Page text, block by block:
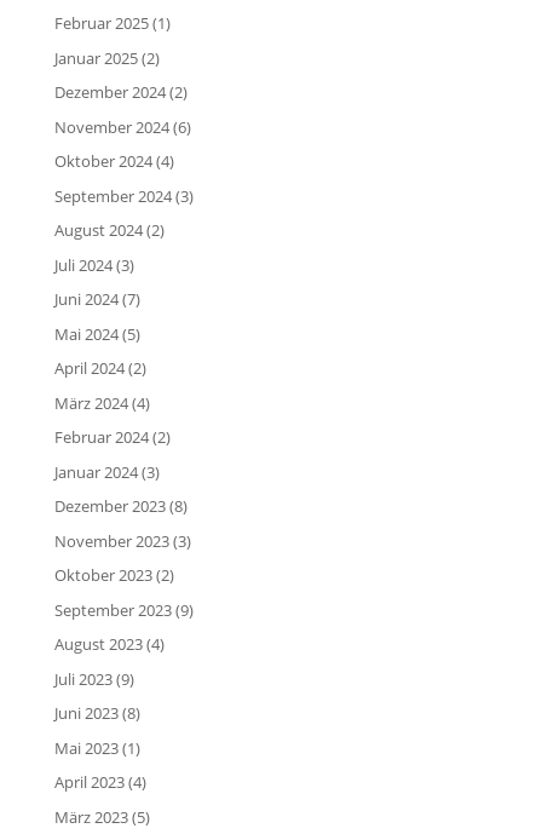
Februar 2025(1)
Januar 2025(2)
Dezember 2024(2)
November 2024(6)
Oktober 2024(4)
September 2024(3)
August 2024(2)
Juli 2024(3)
Juni 2024(7)
Mai 2024(5)
April 2024(2)
März 2024(4)
Februar 2024(2)
Januar 2024(3)
Dezember 2023(8)
November 2023(3)
Oktober 2023(2)
September 2023(9)
August 2023(4)
Juli 2023(9)
Juni 2023(8)
Mai 2023(1)
April 2023(4)
März 2023(5)